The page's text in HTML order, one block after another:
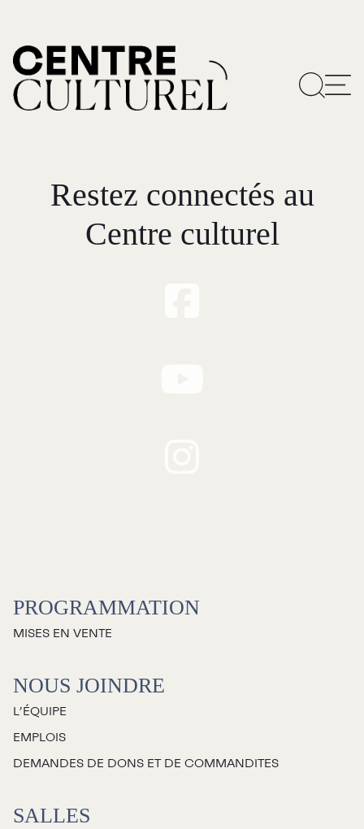
Promotions
Cartes-cadeaux
Jeunesse
Sorties scolaires
Restez connectés au
Centre culturel
PROGRAMMATION
MISES EN VENTE
NOUS JOINDRE
L’ÉQUIPE
EMPLOIS
DEMANDES DE DONS ET DE COMMANDITES
SALLES